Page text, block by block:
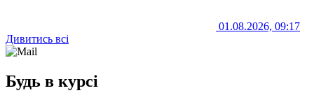
01.08.2026, 09:17
Дивитись всі
Будь в курсі